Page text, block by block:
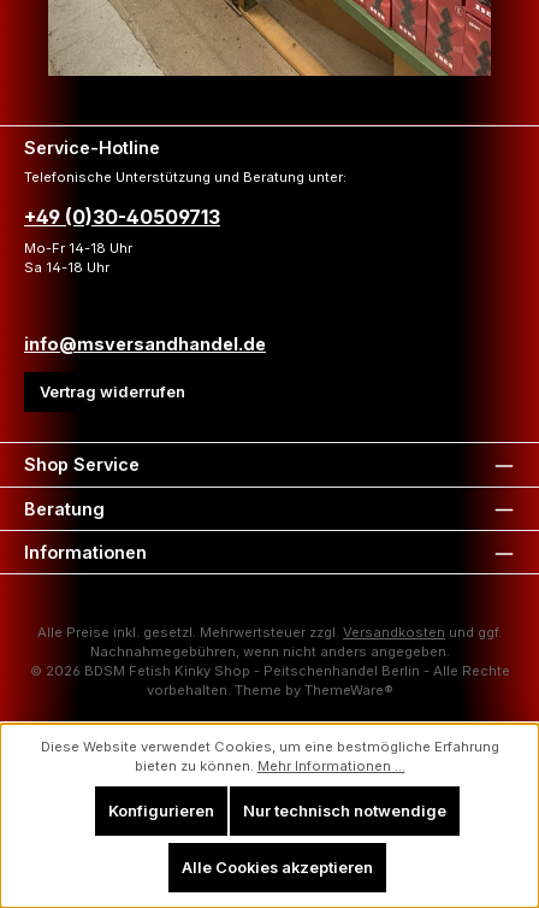
Service-Hotline
Telefonische Unterstützung und Beratung unter:
+49 (0)30-40509713
Mo-Fr 14-18 Uhr
Sa 14-18 Uhr
info@msversandhandel.de
Vertrag widerrufen
Shop Service
Beratung
Informationen
Alle Preise inkl. gesetzl. Mehrwertsteuer zzgl. Versandkosten und ggf.
Nachnahmegebühren, wenn nicht anders angegeben.
© 2026 BDSM Fetish Kinky Shop - Peitschenhandel Berlin - Alle Rechte
vorbehalten. Theme by ThemeWare®
Diese Website verwendet Cookies, um eine bestmögliche Erfahrung
bieten zu können. Mehr Informationen ...
Nur technisch notwendige
Konfigurieren
Alle Cookies akzeptieren